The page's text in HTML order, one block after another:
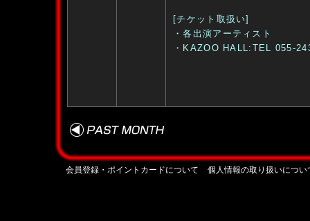
[チケット取扱い]
・各出演アーティスト
・KAZOO HALL:TEL 055-
会員登録・ポイントカードについて 個人情報の取り扱いについ